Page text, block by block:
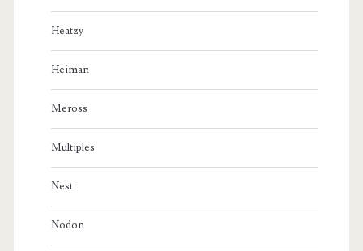
Heatzy
Heiman
Meross
Multiples
Nest
Nodon